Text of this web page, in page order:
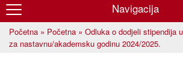
Općina
Viškovo
Navigacija
Vi ste ovdje
Početna » Početna » Odluka o dodjeli stipendija
za nastavnu/akademsku godinu 2024/2025.